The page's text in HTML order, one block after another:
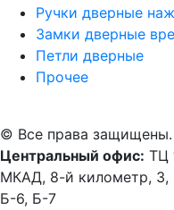
Ручки дверные
Замки дверные
Петли дверные
Прочее
© Все права защищены.
Центральный офис: ТЦ
МКАД, 8-й километр, 3,
Б-6, Б-7